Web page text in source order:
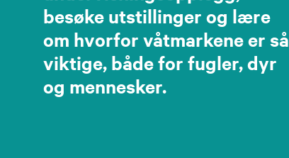
besøke utstillinger og lære
om hvorfor våtmarkene er så
viktige, både for fugler, dyr
og mennesker.